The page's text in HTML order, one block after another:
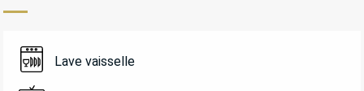
Lave vaisselle